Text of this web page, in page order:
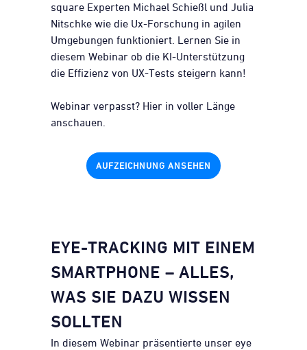
square Experten Michael Schießl und Julia
Nitschke wie die Ux-Forschung in agilen
Umgebungen funktioniert. Lernen Sie in
diesem Webinar ob die KI-Unterstützung
die Effizienz von UX-Tests steigern kann!
Webinar verpasst? Hier in voller Länge
anschauen.
AUFZEICHNUNG ANSEHEN
EYE-TRACKING MIT EINEM
SMARTPHONE – ALLES,
WAS SIE DAZU WISSEN
SOLLTEN
In diesem Webinar präsentierte unser eye